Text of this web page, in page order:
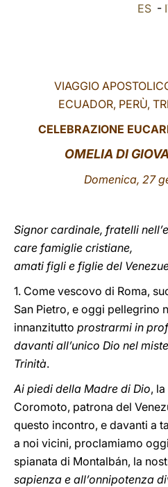
ES-
VIAGGIO
ECUADOR, PERÙ,
CELEBRAZIONE
OMELIA DI
Domenica, 27
Signor cardinale, fratelli
care famiglie cristiane,
amati figli e figlie del
1. Come vescovo di Roma,
San Pietro, e oggi pellegrino
innanzitutto prostrarmi in
davanti all’unico Dio nel
Trinità.
Ai piedi della Madre di Dio,
Coromoto, patrona del
questo incontro, e davanti a
a noi vicini, proclamiamo
spianata di Montalbán, la
sapienza e all’onnipotenza